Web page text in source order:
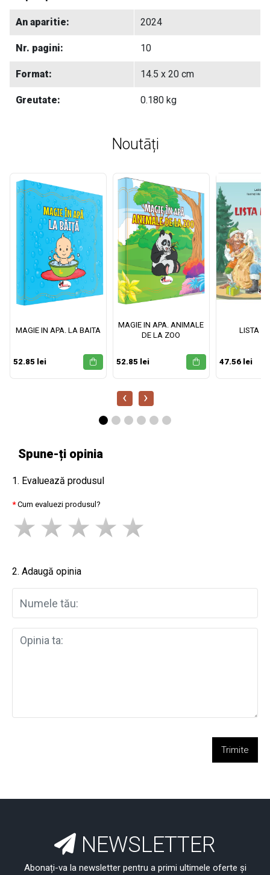
An aparitie: 2024
Nr. pagini: 10
Format: 14.5 x 20 cm
Greutate: 0.180 kg
Noutāți
MAGIE IN APA. LA BAITA
52.85 lei
MAGIE IN APA. ANIMALE
DE LA ZOO
52.85 lei
LISTA
47.56 lei
‹ ›
Spune-ți opinia
1. Evaluează produsul
Cum evaluezi produsul?
2. Adaugă opinia
Trimite
NEWSLETTER
Abonați-va la newsletter pentru a primi ultimele oferte și